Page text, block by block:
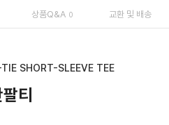
상품Q&A 0 교환 및 배송
SHORT-SLEEVE TEE
티